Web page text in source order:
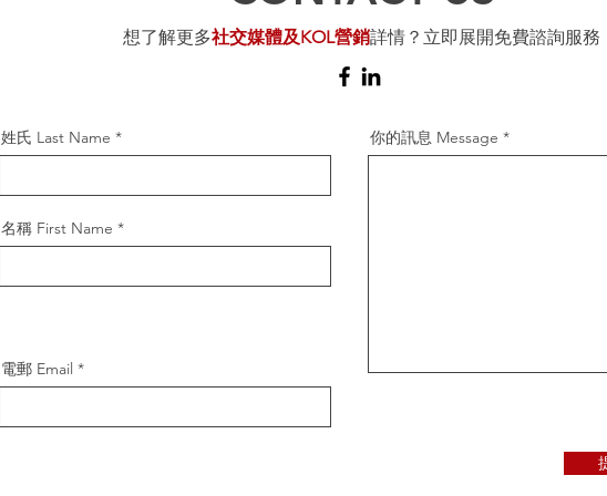
想了解更多社交媒體及KOL營銷詳情？立即展開免費諮詢服務
姓氏 Last Name
名稱 First Name
電郵 Email
你的訊息 Message